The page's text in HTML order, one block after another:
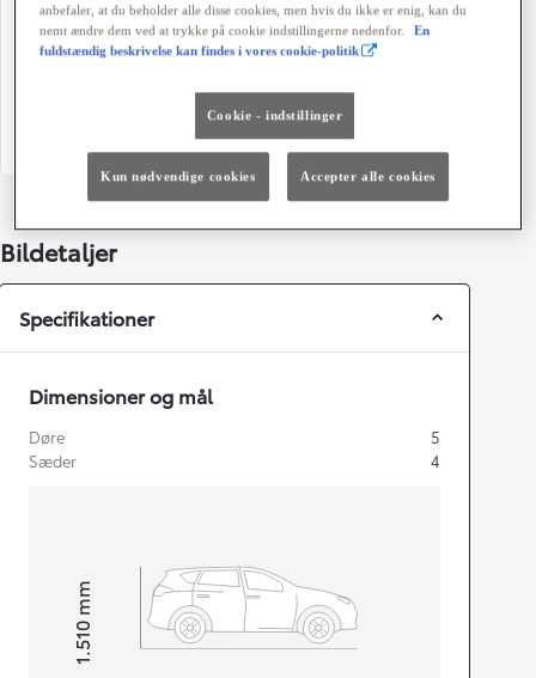
Døre
Farve
Grøn
Grøn ejerafgift (årligt)
1.400 kr.
Bildetaljer
Specifikationer
Dimensioner og mål
Døre
5
Sæder
4
Højt1.510
mm
anbefaler, at du beholder alle disse cookies, men hvis du ikke er enig, kan du
nemt ændre dem ved at trykke på cookie indstillingerne nedenfor.
En
fuldstændig beskrivelse kan findes i vores cookie-politik
Cookie - indstillinger
Kun nødvendige cookies Accepter alle cookies